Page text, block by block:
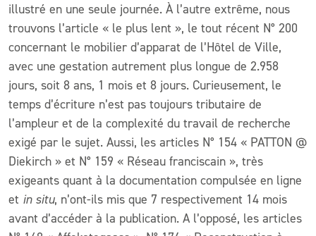
illustré en une seule journée. À l’autre extrême, nous
trouvons l’article « le plus lent », le tout récent N° 200
concernant le mobilier d’apparat de l’Hôtel de Ville,
avec une gestation autrement plus longue de 2.958
jours, soit 8 ans, 1 mois et 8 jours. Curieusement, le
temps d’écriture n’est pas toujours tributaire de
l’ampleur et de la complexité du travail de recherche
exigé par le sujet. Aussi, les articles N° 154 « PATTON @
Diekirch » et N° 159 « Réseau franciscain », très
exigeants quant à la documentation compulsée en ligne
et in situ, n’ont-ils mis que 7 respectivement 14 mois
avant d’accéder à la publication. A l’opposé, les articles